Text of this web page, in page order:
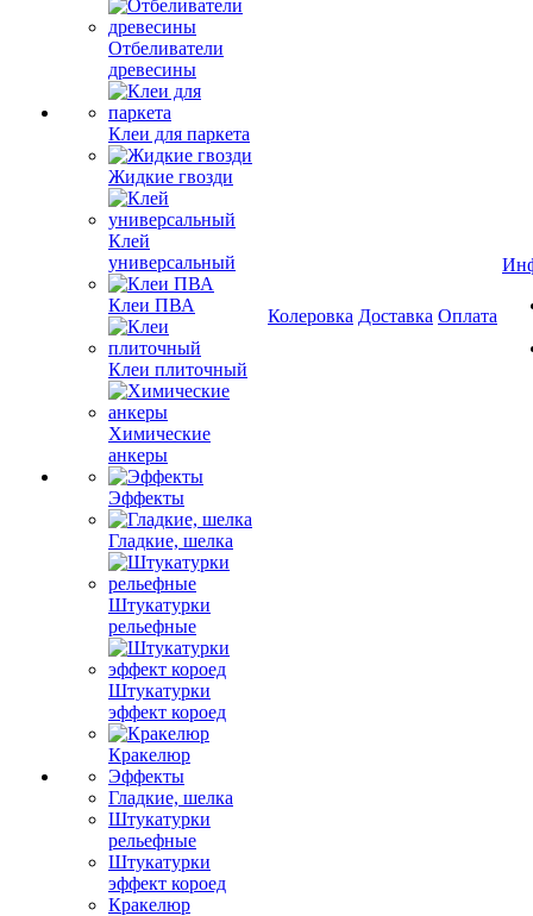
Отбеливатели
древесины
Клеи для паркета
Жидкие гвозди
Клей
универсальный
Клеи ПВА
Клеи плиточный
Химические
анкеры
Эффекты
Гладкие, шелка
Штукатурки
рельефные
Штукатурки
эффект короед
Кракелюр
Эффекты
Гладкие, шелка
Штукатурки
рельефные
Штукатурки
эффект короед
Кракелюр
Колеровка Доставка Оплата